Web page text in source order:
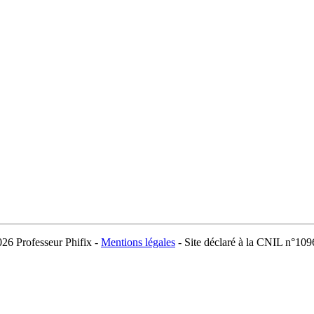
Professeur Phifix - Mentions légales - Site déclaré à la CNIL